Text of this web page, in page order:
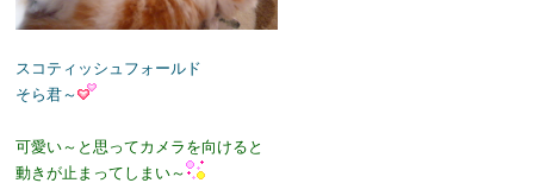
スコティッシュフォールド
そら君～
可愛い～と思ってカメラを向けると
動きが止まってしまい～